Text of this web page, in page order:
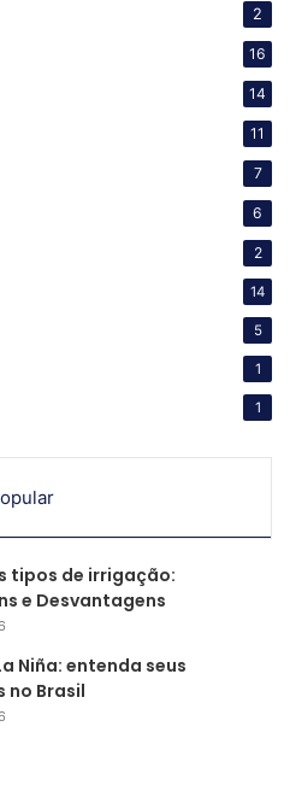
2
16
14
11
7
6
2
14
5
1
1
tipos de irrigação:
e Desvantagens
Niña: entenda seus
no Brasil